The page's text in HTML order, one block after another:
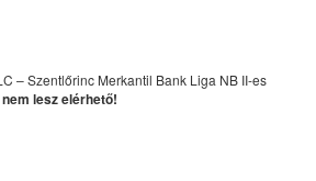
– Szentlőrinc Merkantil Bank Liga NB II-es
nem lesz elérhető!